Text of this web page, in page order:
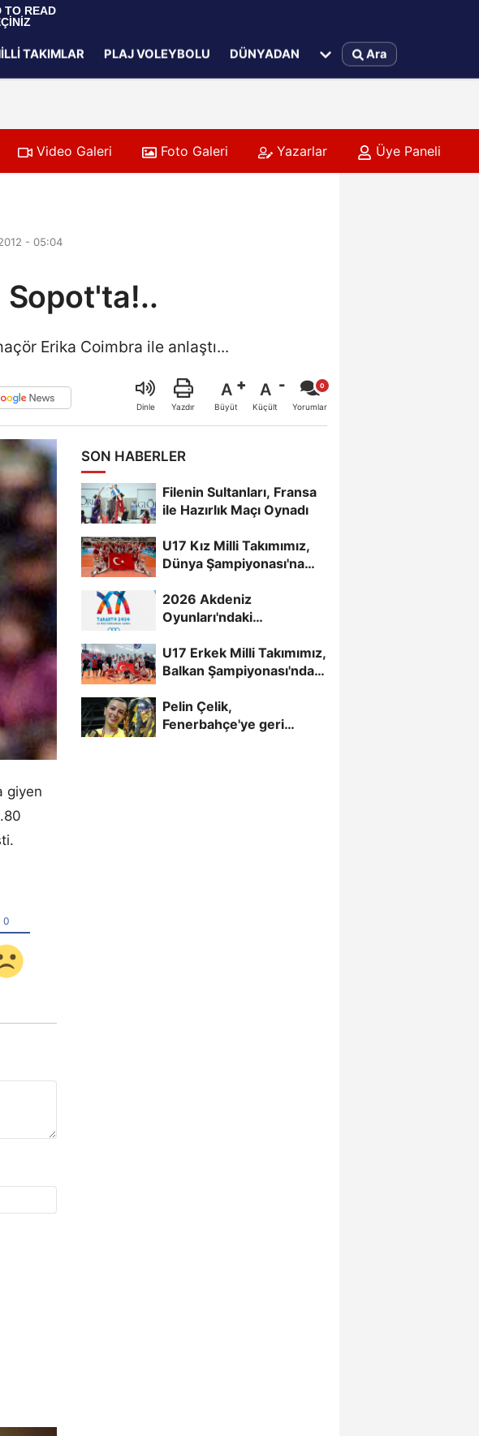
TO READ
TAKIMLAR PLAJ VOLEYBOLU DÜNYADAN Ara
Video Galeri Foto Galeri Yazarlar Üye Paneli
- 05:04
Sopot'ta!..
Erika Coimbra ile anlaştı...
Dinle Yazdır
A
Büyüt
A
Küçült Yorumlar
giyen
SON HABERLER
Filenin Sultanları, Fransa
ile Hazırlık Maçı Oynadı
U17 Kız Milli Takımımız,
Dünya Şampiyonası'na
2026 Akdeniz
Oyunları'ndaki
U17 Erkek Milli Takımımız,
Balkan Şampiyonası'nda
Pelin Çelik,
Fenerbahçe'ye geri